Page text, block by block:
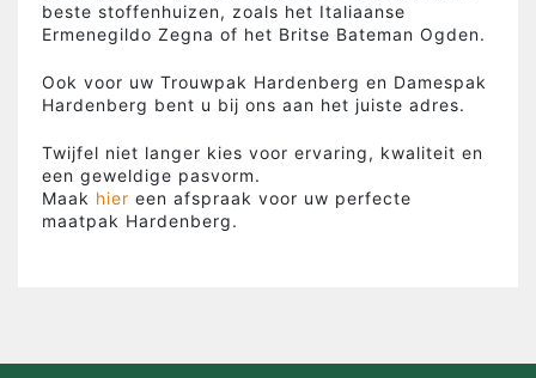
beste stoffenhuizen, zoals het Italiaanse
Ermenegildo Zegna of het Britse Bateman Ogden.
Ook voor uw Trouwpak Hardenberg en Damespak
Hardenberg bent u bij ons aan het juiste adres.
Twijfel niet langer kies voor ervaring, kwaliteit en
een geweldige pasvorm.
Maak hier een afspraak voor uw perfecte
maatpak Hardenberg.